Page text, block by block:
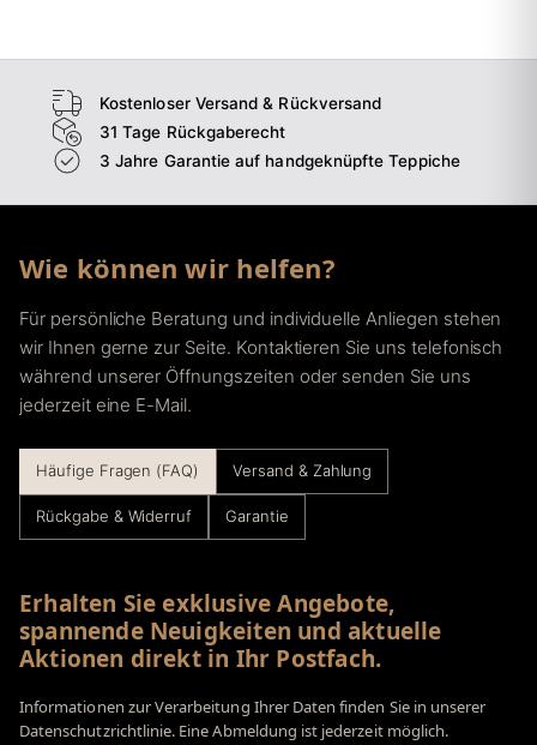
Kostenloser Versand & Rückversand
31 Tage Rückgaberecht
3 Jahre Garantie auf handgeknüpfte Teppiche
Wie können wir helfen?
Für persönliche Beratung und individuelle Anliegen stehen
wir Ihnen gerne zur Seite. Kontaktieren Sie uns telefonisch
während unserer Öffnungszeiten oder senden Sie uns
jederzeit eine E-Mail.
Häufige Fragen (FAQ) Versand & Zahlung
Rückgabe & Widerruf Garantie
Erhalten Sie exklusive Angebote,
spannende Neuigkeiten und aktuelle
Aktionen direkt in Ihr Postfach.
Informationen zur Verarbeitung Ihrer Daten finden Sie in unserer
Datenschutzrichtlinie. Eine Abmeldung ist jederzeit möglich.